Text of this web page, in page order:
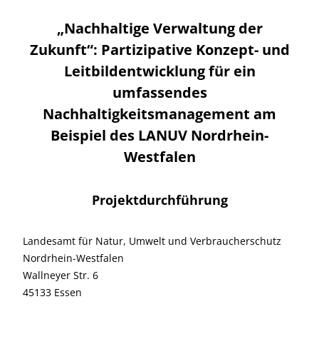
„Nachhaltige Verwaltung der
Zukunft“: Partizipative Konzept- und
Leitbildentwicklung für ein
umfassendes
Nachhaltigkeitsmanagement am
Beispiel des LANUV Nordrhein-
Westfalen
Projektdurchführung
Landesamt für Natur, Umwelt und Verbraucherschutz
Nordrhein-Westfalen
Wallneyer Str. 6
45133 Essen